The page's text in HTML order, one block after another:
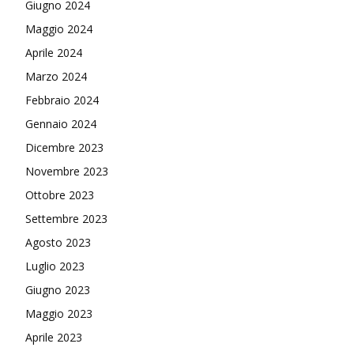
Giugno 2024
Maggio 2024
Aprile 2024
Marzo 2024
Febbraio 2024
Gennaio 2024
Dicembre 2023
Novembre 2023
Ottobre 2023
Settembre 2023
Agosto 2023
Luglio 2023
Giugno 2023
Maggio 2023
Aprile 2023